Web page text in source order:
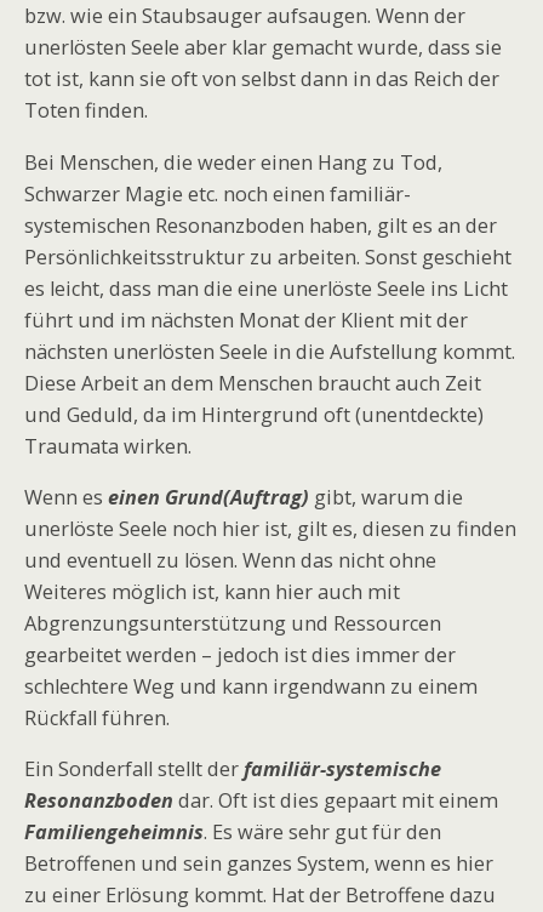
bzw. wie ein Staubsauger aufsaugen. Wenn der
unerlösten Seele aber klar gemacht wurde, dass sie
tot ist, kann sie oft von selbst dann in das Reich der
Toten finden.
Bei Menschen, die weder einen Hang zu Tod,
Schwarzer Magie etc. noch einen familiär-
systemischen Resonanzboden haben, gilt es an der
Persönlichkeitsstruktur zu arbeiten. Sonst geschieht
es leicht, dass man die eine unerlöste Seele ins Licht
führt und im nächsten Monat der Klient mit der
nächsten unerlösten Seele in die Aufstellung kommt.
Diese Arbeit an dem Menschen braucht auch Zeit
und Geduld, da im Hintergrund oft (unentdeckte)
Traumata wirken.
Wenn es einen Grund(Auftrag) gibt, warum die
unerlöste Seele noch hier ist, gilt es, diesen zu finden
und eventuell zu lösen. Wenn das nicht ohne
Weiteres möglich ist, kann hier auch mit
Abgrenzungsunterstützung und Ressourcen
gearbeitet werden – jedoch ist dies immer der
schlechtere Weg und kann irgendwann zu einem
Rückfall führen.
Ein Sonderfall stellt derfamiliär-systemische
Resonanzboden dar. Oft ist dies gepaart mit einem
Familiengeheimnis. Es wäre sehr gut für den
Betroffenen und sein ganzes System, wenn es hier
zu einer Erlösung kommt. Hat der Betroffene dazu